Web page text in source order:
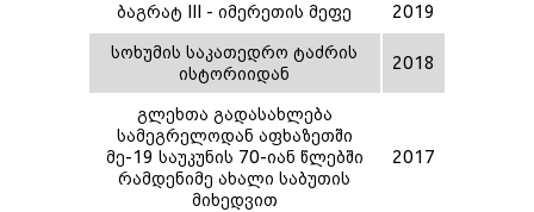
ბაგრატ III - იმერეთის მეფე
2019
სოხუმის საკათედრო ტაძრის
ისტორიიდან
2018
გლეხთა გადასახლება
სამეგრელოდან აფხაზეთში
მე-19 საუკუნის 70-იან წლებში
რამდენიმე ახალი საბუთის
მიხედვით
2017